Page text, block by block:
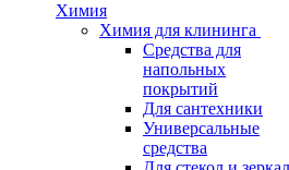
Химия
Химия для клининга
Средства для
напольных
покрытий
Для сантехники
Универсальные
средства